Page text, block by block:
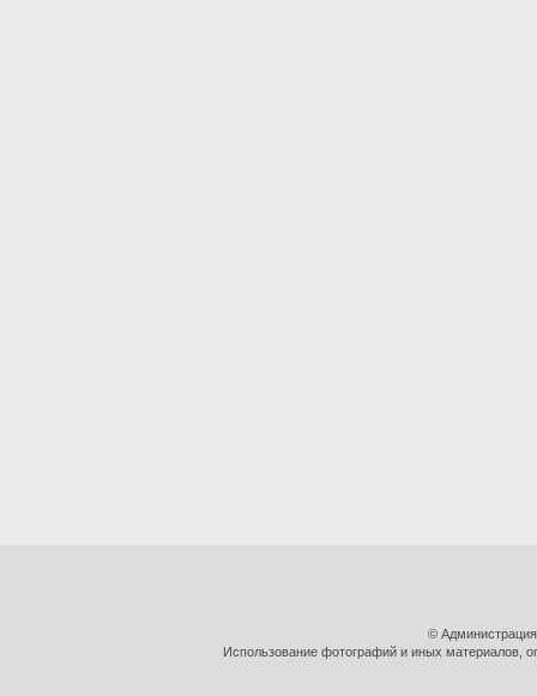
©
Использование фотографий и иных материалов,